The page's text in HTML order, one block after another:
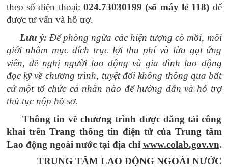
theo số điện thoại: 024.73030199 (số máy lẻ 118) để
được tư vấn và hỗ trợ.
Lưu ý: Để phòng ngừa các hiện tượng cò mồi, môi
giới nhằm mục đích trục lợi thu phí và lừa gạt ứng
viên, đề nghị người lao động và gia đình lao động
đọc kỹ về chương trình, tuyệt đối không thông qua bất
cứ một tổ chức cá nhân nào để hướng dẫn và hỗ trợ
thủ tục nộp hồ sơ.
Thông tin về chương trình được đăng tải công
khai trên Trang thông tin điện tử của Trung tâm
Lao động ngoài nước tại địa chỉ www.colab.gov.vn.
TRUNG TÂM LAO ĐỘNG NGOÀI NƯỚC